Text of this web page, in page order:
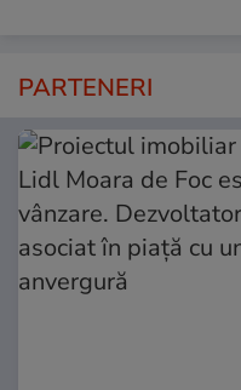
PARTENERI